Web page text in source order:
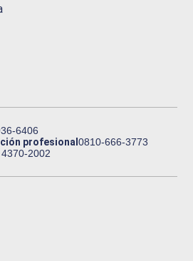
6406
profesional0810-666-3773
4370-2002